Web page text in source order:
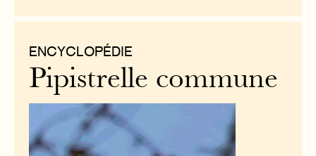
ENCYCLOPÉDIE
Pipistrelle commune